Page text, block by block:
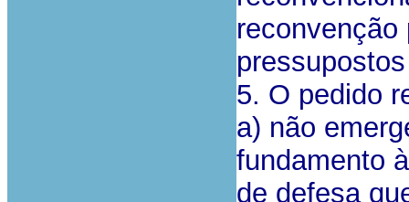
reconvenção
5. O pedido
a) não
fundamento
de defesa